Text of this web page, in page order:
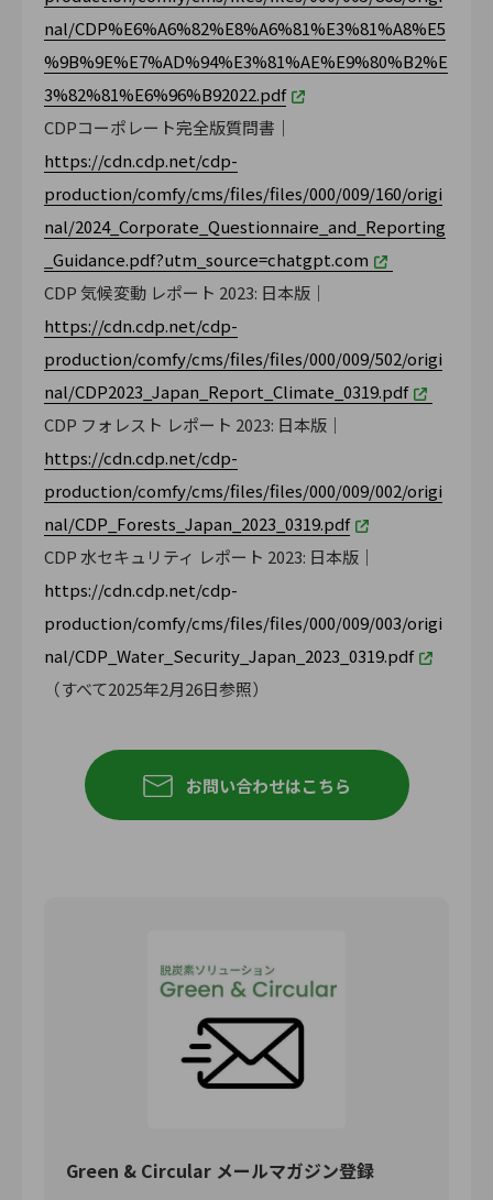
nal/CDP%E6%A6%82%E8%A6%81%E3%81%A8%E5
%9B%9E%E7%AD%94%E3%81%AE%E9%80%B2%E
3%82%81%E6%96%B92022.pdf
CDPコーポレート完全版質問書｜
https://cdn.cdp.net/cdp-
production/comfy/cms/files/files/000/009/160/origi
nal/2024_Corporate_Questionnaire_and_Reporting
_Guidance.pdf?utm_source=chatgpt.com
CDP 気候変動 レポート 2023: 日本版｜
https://cdn.cdp.net/cdp-
production/comfy/cms/files/files/000/009/502/origi
nal/CDP2023_Japan_Report_Climate_0319.pdf
CDP フォレスト レポート 2023: 日本版｜
https://cdn.cdp.net/cdp-
production/comfy/cms/files/files/000/009/002/origi
nal/CDP_Forests_Japan_2023_0319.pdf
CDP 水セキュリティ レポート 2023: 日本版｜
https://cdn.cdp.net/cdp-
production/comfy/cms/files/files/000/009/003/origi
nal/CDP_Water_Security_Japan_2023_0319.pdf
（すべて2025年2月26日参照）
お問い合わせはこちら
Green & Circular メールマガジン登録